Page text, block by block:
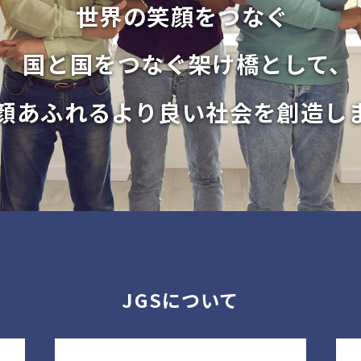
世界の笑顔をつなぐ
国と国をつなぐ架け橋として、
あふれるより良い社会を創造し
JGSについて